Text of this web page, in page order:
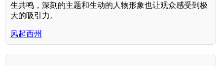
生共鸣，深刻的主题和生动的人物形象也让观众感受到极
大的吸引力。
风起西州